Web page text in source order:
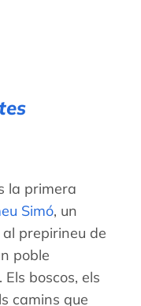
la primera
Simó, un
prepirineu de
poble
boscos, els
camins que